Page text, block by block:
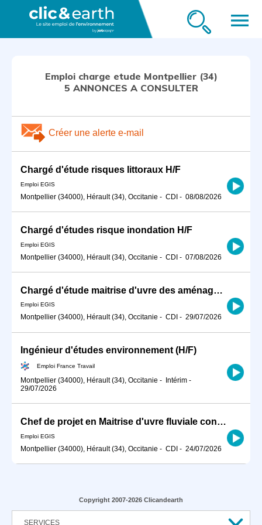
menu
Emploi charge etude Montpellier (34)
5 ANNONCES A CONSULTER
Créer une alerte e-mail
Chargé d'étude risques littoraux H/F
Emploi EGIS
Montpellier (34000), Hérault (34), Occitanie - CDI - 08/08/2026
Chargé d'études risque inondation H/F
Emploi EGIS
Montpellier (34000), Hérault (34), Occitanie - CDI - 07/08/2026
Chargé d'étude maitrise d'uvre des aménagements fluviaux H/F
Emploi EGIS
Montpellier (34000), Hérault (34), Occitanie - CDI - 29/07/2026
Ingénieur d'études environnement (H/F)
Emploi France Travail
Montpellier (34000), Hérault (34), Occitanie - Intérim -
29/07/2026
Chef de projet en Maitrise d'uvre fluviale confirmé H/F
Emploi EGIS
Montpellier (34000), Hérault (34), Occitanie - CDI - 24/07/2026
Copyright 2007-2026 Clicandearth
SERVICES